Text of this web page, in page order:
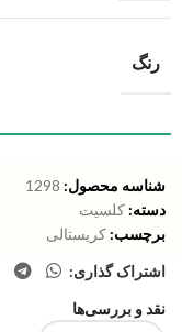
رنگ
شناسه محصول: 1298
دسته: کلسیت
برچسب: کریستالی
اشتراک گذاری:
نقد و بررسی‌ها